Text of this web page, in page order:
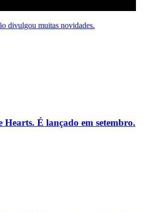
divulgou muitas novidades.
Hearts. É lançado em setembro.